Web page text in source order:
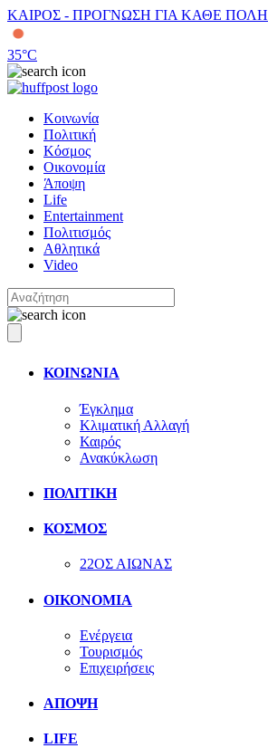
ΚΑΙΡΟΣ - ΠΡΟΓΝΩΣΗ ΓΙΑ ΚΑΘΕ ΠΟΛΗ
35°C
Κοινωνία
Πολιτική
Κόσμος
Οικονομία
Άποψη
Life
Entertainment
Πολιτισμός
Αθλητικά
Video
ΚΟΙΝΩΝΙΑ
Έγκλημα
Κλιματική Αλλαγή
Καιρός
Ανακύκλωση
ΠΟΛΙΤΙΚΗ
ΚΟΣΜΟΣ
22ΟΣ ΑΙΩΝΑΣ
ΟΙΚΟΝΟΜΙΑ
Ενέργεια
Τουρισμός
Επιχειρήσεις
ΑΠΟΨΗ
LIFE